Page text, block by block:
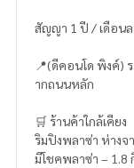
สัญญา 1 ปี / เดือน
📍(ดีคอนโด พิงค์)
ากถนนหลัก
🛒 ร้านค้าใกล้เคียง
ริมปิงพลาซ่า ห่างจ
มีโชคพลาซ่า – 1.8